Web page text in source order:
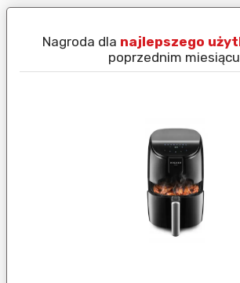
Nagroda dla najlepszego
poprzednim